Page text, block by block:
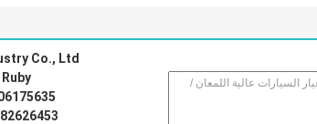
Co., Ltd.
Ruby